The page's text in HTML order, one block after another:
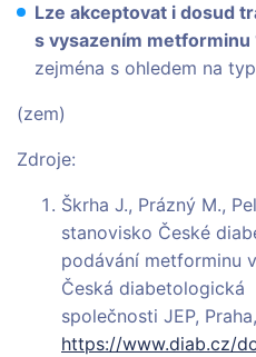
Lze akceptovat i dosud
s vysazením
zejména s ohledem na
(zem)
Zdroje:
Škrha J., Prázný M.,
stanovisko České
podávání metforminu
Česká diabetologická
společnosti JEP,
https://www.diab.cz/